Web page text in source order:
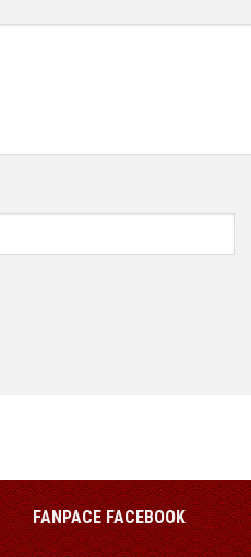
FANPACE FACEBOOK